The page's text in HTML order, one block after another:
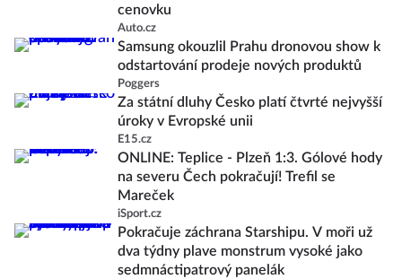
cenovku
Auto.cz
Samsung okouzlil Prahu dronovou show k
odstartování prodeje nových produktů
Poggers
Za státní dluhy Česko platí čtvrté nejvyšší
úroky v Evropské unii
E15.cz
ONLINE: Teplice - Plzeň 1:3. Gólové hody
na severu Čech pokračují! Trefil se
Mareček
iSport.cz
Pokračuje záchrana Starshipu. V moři už
dva týdny plave monstrum vysoké jako
sedmnáctipatrový panelák